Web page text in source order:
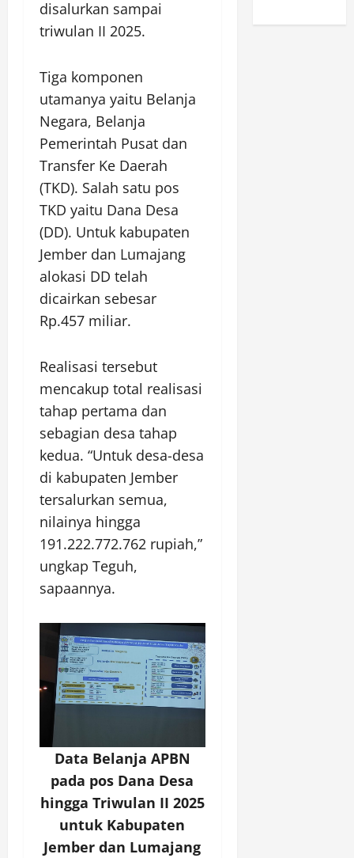
disalurkan sampai
triwulan II 2025.
Tiga komponen
utamanya yaitu Belanja
Negara, Belanja
Pemerintah Pusat dan
Transfer Ke Daerah
(TKD). Salah satu pos
TKD yaitu Dana Desa
(DD). Untuk kabupaten
Jember dan Lumajang
alokasi DD telah
dicairkan sebesar
Rp.457 miliar.
Realisasi tersebut
mencakup total realisasi
tahap pertama dan
sebagian desa tahap
kedua. “Untuk desa-desa
di kabupaten Jember
tersalurkan semua,
nilainya hingga
191.222.772.762 rupiah,”
ungkap Teguh,
sapaannya.
Data Belanja APBN
pada pos Dana Desa
hingga Triwulan II 2025
untuk Kabupaten
Jember dan Lumajang